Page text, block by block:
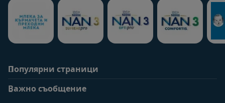
Популярни страници
Често задавани
Важно съобщение